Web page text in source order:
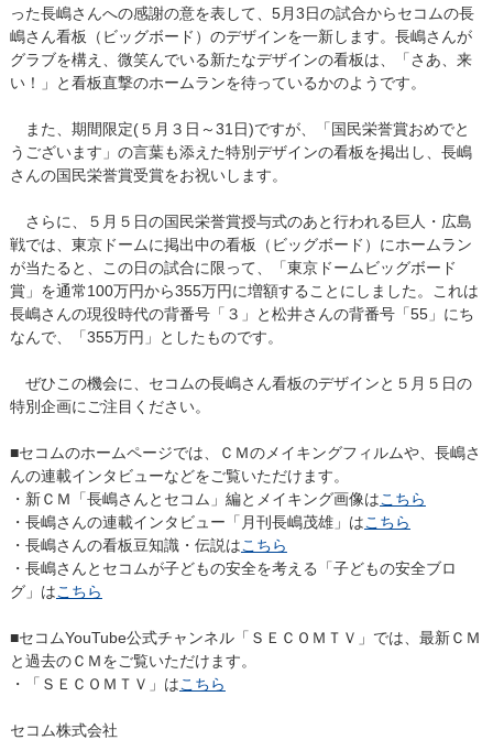
った長嶋さんへの感謝の意を表して、5月3日の試合からセコムの長
嶋さん看板（ビッグボード）のデザインを一新します。長嶋さんが
グラブを構え、微笑んでいる新たなデザインの看板は、「さあ、来
い！」と看板直撃のホームランを待っているかのようです。
また、期間限定(５月３日～31日)ですが、「国民栄誉賞おめでと
うございます」の言葉も添えた特別デザインの看板を掲出し、長嶋
さんの国民栄誉賞受賞をお祝いします。
さらに、５月５日の国民栄誉賞授与式のあと行われる巨人・広島
戦では、東京ドームに掲出中の看板（ビッグボード）にホームラン
が当たると、この日の試合に限って、「東京ドームビッグボード
賞」を通常100万円から355万円に増額することにしました。これは
長嶋さんの現役時代の背番号「３」と松井さんの背番号「55」にち
なんで、「355万円」としたものです。
ぜひこの機会に、セコムの長嶋さん看板のデザインと５月５日の
特別企画にご注目ください。
■セコムのホームページでは、ＣＭのメイキングフィルムや、長嶋さ
んの連載インタビューなどをご覧いただけます。
・新ＣＭ「長嶋さんとセコム」編とメイキング画像はこちら
・長嶋さんの連載インタビュー「月刊長嶋茂雄」はこちら
・長嶋さんの看板豆知識・伝説はこちら
・長嶋さんとセコムが子どもの安全を考える「子どもの安全ブロ
グ」はこちら
■セコムYouTube公式チャンネル「ＳＥＣＯＭＴＶ」では、最新ＣＭ
と過去のＣＭをご覧いただけます。
・「ＳＥＣＯＭＴＶ」はこちら
セコム株式会社